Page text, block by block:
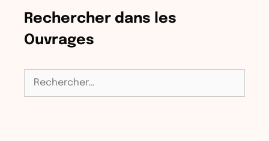
Rechercher dans les
Ouvrages
Rechercher :